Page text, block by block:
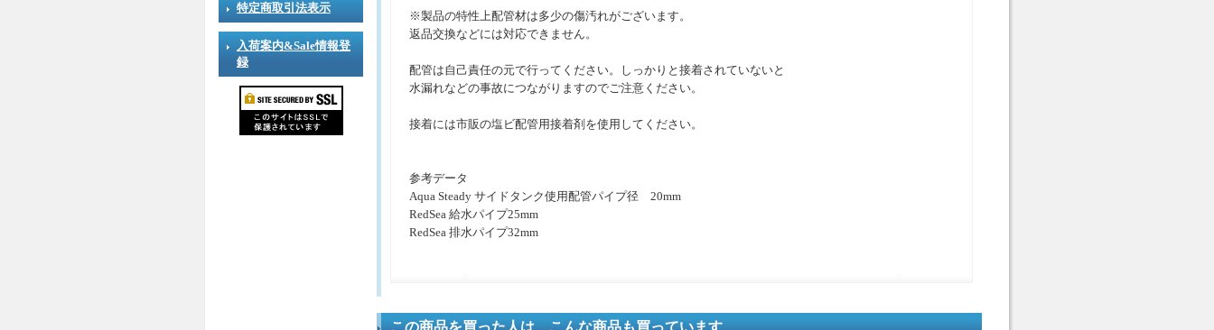
特定商取引法表示
入荷案内&Sale情報登
録
※製品の特性上配管材は多少の傷汚れがございます。
返品交換などには対応できません。
配管は自己責任の元で行ってください。しっかりと接着されていないと
水漏れなどの事故につながりますのでご注意ください。
接着には市販の塩ビ配管用接着剤を使用してください。
参考データ
Aqua Steady サイドタンク使用配管パイプ径 20mm
RedSea 給水パイプ25mm
RedSea 排水パイプ32mm
この商品を買った人は、こんな商品も買っています